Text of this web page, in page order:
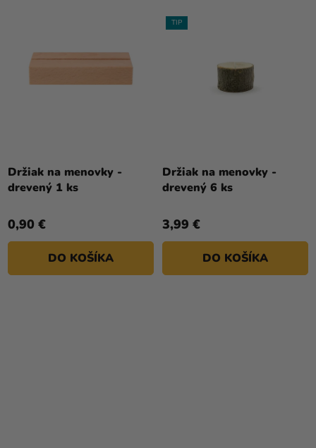
Držiak na menovky -
drevený 1 ks
0,90 €
DO KOŠÍKA
TIP
Držiak na menovky -
drevený 6 ks
hodnotenie
produktu
5
hviezdičiek.
3,99 €
DO KOŠÍKA